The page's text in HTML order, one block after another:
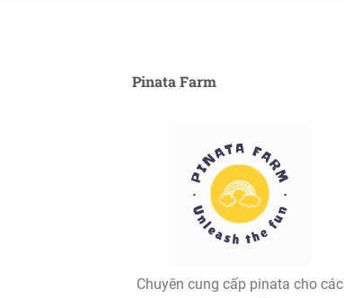
Pinata Farm
Chuyên cung cấp pinata cho các